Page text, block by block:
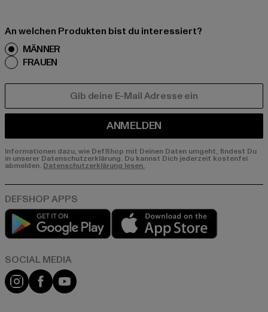
An welchen Produkten bist du interessiert?
MÄNNER
FRAUEN
ANMELDEN
Informationen dazu, wie DefShop mit Deinen Daten umgeht, findest Du
in unserer Datenschutzerklärung. Du kannst Dich jederzeit kostenfei
abmelden. Datenschutzerklärung lesen.
Play market
Instagram
FacebookYouTube